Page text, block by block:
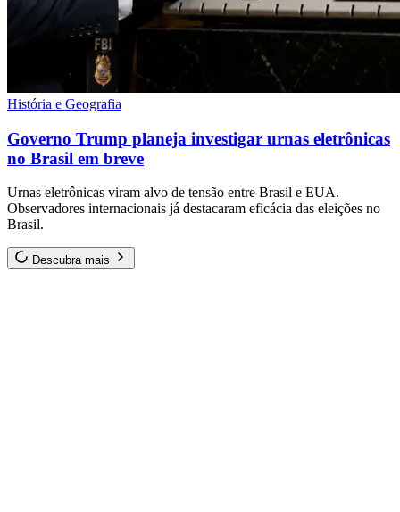
História e Geografia
Governo Trump planeja investigar urnas eletrônicas
no Brasil em breve
Urnas eletrônicas viram alvo de tensão entre Brasil e EUA.
Observadores internacionais já destacaram eficácia das eleições no
Brasil.
Descubra mais